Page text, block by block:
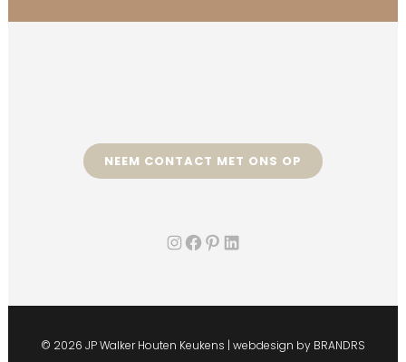
NEEM CONTACT MET ONS OP
Instagram
Facebook
Pinterest
LinkedIn
© 2026 JP Walker Houten Keukens | webdesign by BRANDRS